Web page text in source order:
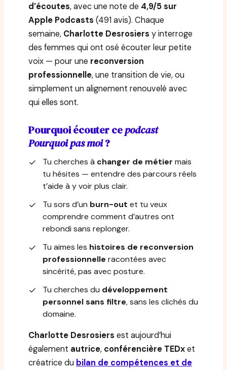
d’écoutes, avec une note de 4,9/5 sur
Apple Podcasts (491 avis). Chaque
semaine, Charlotte Desrosiers y interroge
des femmes qui ont osé écouter leur petite
voix — pour une reconversion
professionnelle, une transition de vie, ou
simplement un alignement renouvelé avec
qui elles sont.
Pourquoi écouter cepodcast
Pourquoi pas moi?
✓ Tu cherches à changer de métier mais
tu hésites — entendre des parcours réels
t’aide à y voir plus clair.
✓ Tu sors d’un burn-out et tu veux
comprendre comment d’autres ont
rebondi sans replonger.
✓ Tu aimes les histoires de reconversion
professionnelle racontées avec
sincérité, pas avec posture.
✓ Tu cherches du développement
personnel sans filtre, sans les clichés du
domaine.
Charlotte Desrosiers est aujourd’hui
également autrice, conférencière TEDxet
créatrice du bilan de compétences et de